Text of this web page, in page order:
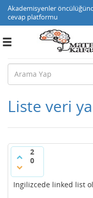
Akademisyenler
cevap platformu
Toggle
Liste veri
2
0
Ingilizcede linked list